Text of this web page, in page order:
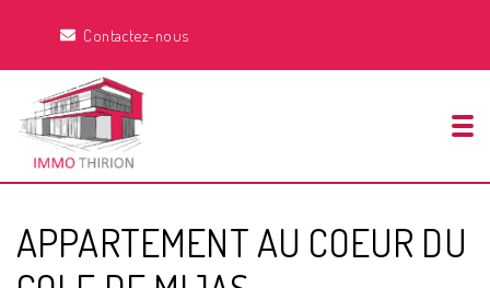
Contactez-nous
APPARTEMENT AU COEUR DU